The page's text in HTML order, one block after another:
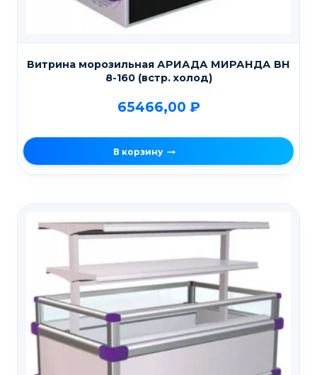
Витрина морозильная АРИАДА МИРАНДА ВН
8-160 (встр. холод)
65466,00 ₽
В корзину